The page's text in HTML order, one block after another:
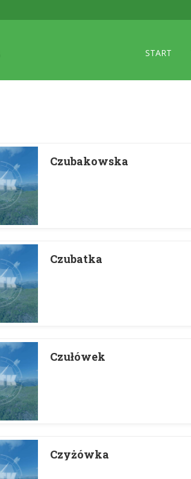
START
Czubakowska
Czubatka
Czułówek
Czyżówka